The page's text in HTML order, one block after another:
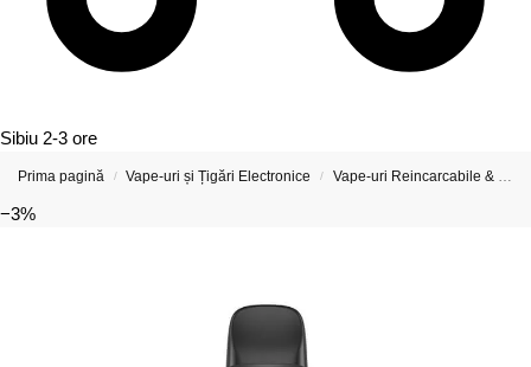
Sibiu 2-3 ore
Prima pagină / Vape-uri și Țigări Electronice / Vape-uri Reincarcabile & Țigări Electronice Reîncărcabile
−3%